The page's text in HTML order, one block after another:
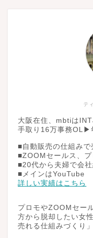
テ
大阪在住、mbtiは
手取り16万事務OL▶︎
■自動販売の仕組みで
■ZOOMセールス、プ
■20代から夫婦で会
■メインはYouTube
詳しい実績はこちら
プロモやZOOMセー
方から脱却したい女
売れる仕組みづくり